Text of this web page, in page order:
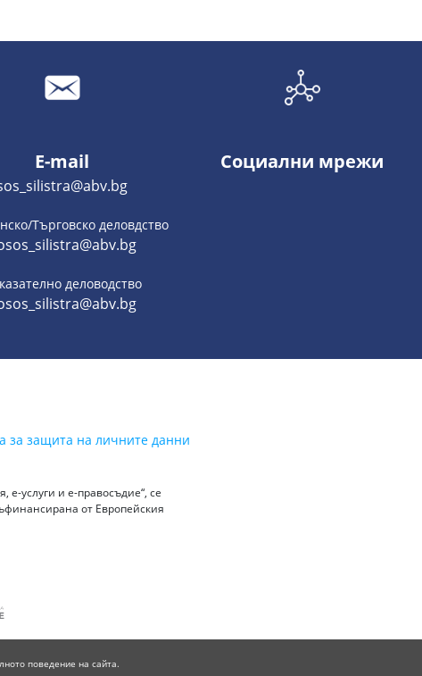
E-mail
Търговско деловдство
деловодство
Социални мрежи
за защита на личните данни
услуги и е-правосъдие“, се
от Европейския
поведение на сайта.